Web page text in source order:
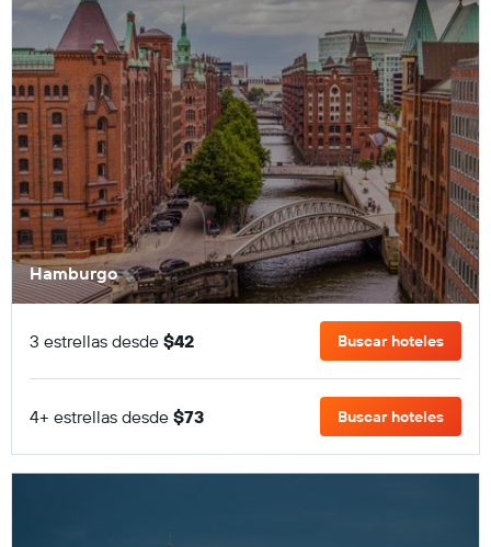
Hamburgo
3 estrellas desde $42 Buscar hoteles
4+ estrellas desde $73 Buscar hoteles